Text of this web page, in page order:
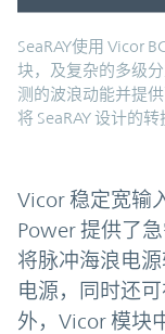
SeaRAY使用 Vicor
块，及复杂的多级
测的波浪动能并提
将 SeaRAY 设计的
Vicor 稳定宽输
Power 提供了
将脉冲海浪电
电源，同时还
外，Vicor 模块